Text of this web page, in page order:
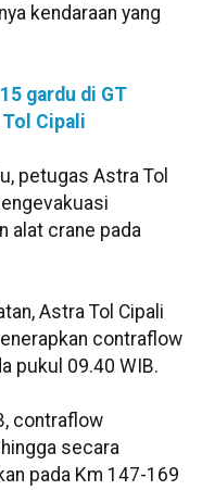
kendaraan yang
gardu di GT
Cipali
petugas Astra Tol
alat crane pada
Astra Tol Cipali
contraflow
pukul 09.40 WIB.
contraflow
secara
pada Km 147-169